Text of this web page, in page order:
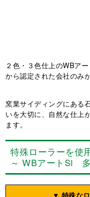
２色・３色仕上のWBア
から認定された会社のみ
窯業サイディングにある
いを大切に、自然な仕上
ます。
特殊ローラーを使
～ WBアートSi
▼ 特殊な